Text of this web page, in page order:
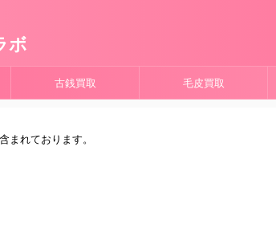
ボ
古銭買取 毛皮買取
まれております。